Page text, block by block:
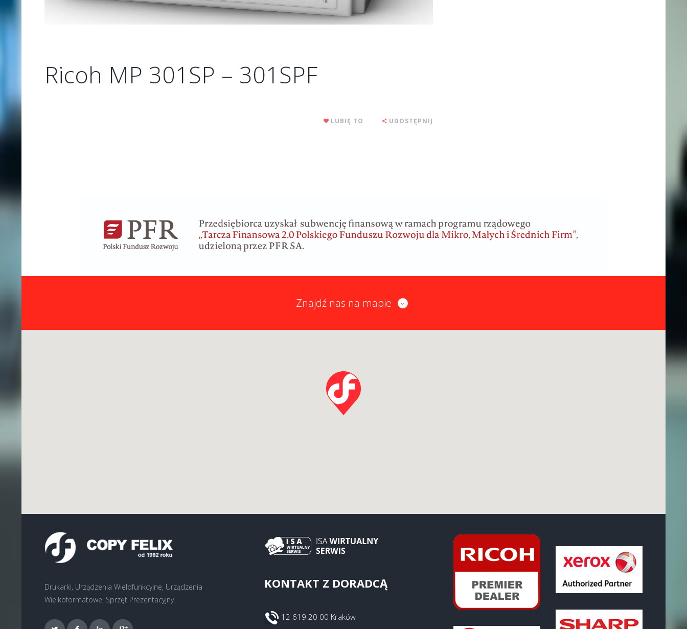
Ricoh MP 301SP – 301SPF
LUBIĘ TO UDOSTĘPNIJ
Znajdź nas na mapie
Drukarki, Urządzenia Wielofunkcyjne, Urządzenia
Wielkoformatowe, Sprzęt Prezentacyjny
KONTAKT Z DORADCĄ
12 619 20 00 Kraków